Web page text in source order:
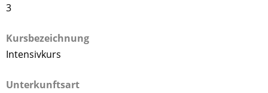
3
Kursbezeichnung
Intensivkurs
Unterkunftsart